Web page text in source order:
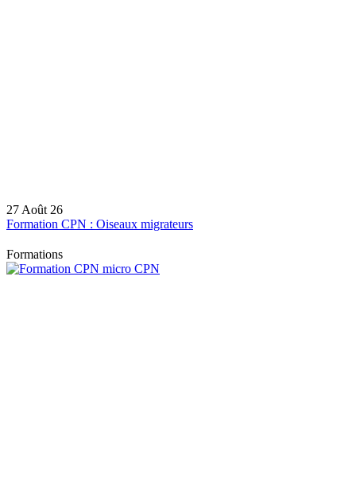
27 Août 26
Formation CPN : Oiseaux migrateurs
Formations